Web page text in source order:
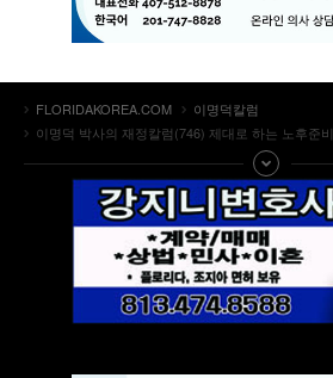
FLORIDAKOREA.COM
이명덕칼럼
이명덕 박사의 재정칼럼(746) 제대로 하는 노후준비